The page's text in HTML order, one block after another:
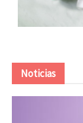
Noticias